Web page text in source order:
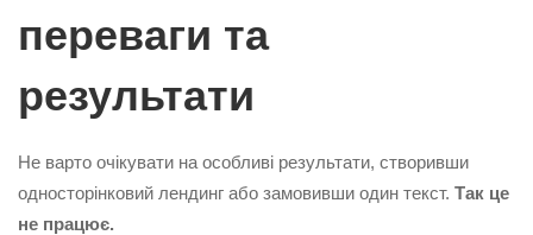
переваги та
результати
Не варто очікувати на особливі результати, створивши
односторінковий лендинг або замовивши один текст. Так це
не працює.